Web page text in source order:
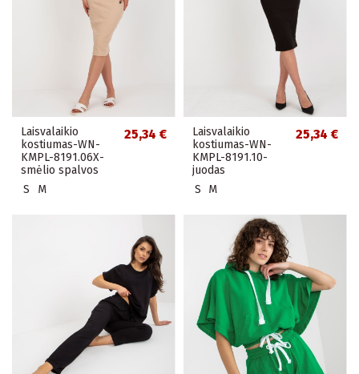
Laisvalaikio
kostiumas-WN-
KMPL-8191.06X-
smėlio spalvos
25,34 €
S M
Laisvalaikio
kostiumas-WN-
KMPL-8191.10-
juodas
25,34 €
S M